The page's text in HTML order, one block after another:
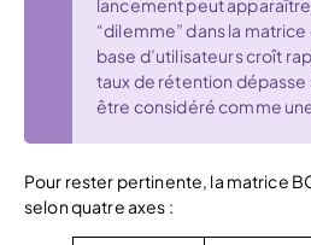
“dilemme” dans la matrice
base d’utilisateurs croît
taux de rétention
être considéré comme
Pour rester pertinente, la matrice
selon quatre axes :